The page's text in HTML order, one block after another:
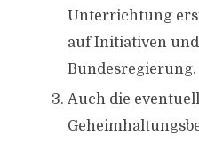
Unterrichtung
auf Initiativen
Bundesregierung.
Auch die